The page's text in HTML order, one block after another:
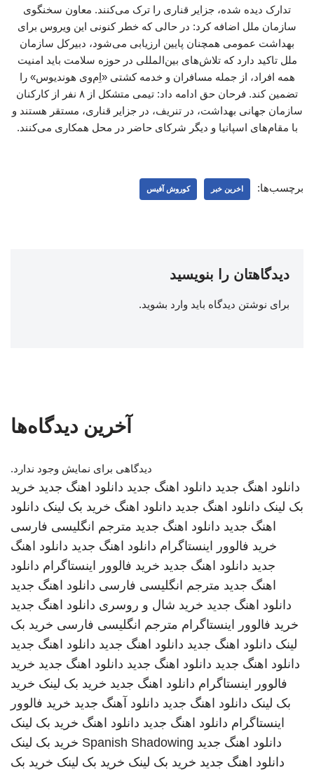
تدارک دیده شده، جزایر قناری را ترک می‌کنند. معاون سخنگوی
سازمان ملل اضافه کرد: در حالی که خطر کنونی این ویروس برای
بهداشت عمومی همچنان پایین ارزیابی می‌شود، دبیرکل سازمان
ملل تاکید دارد که تلاش‌های بین‌المللی در حوزه سلامت باید امنیت
همه افراد، از جمله مسافران و خدمه کشتی «اِم‌وی هوندیوس» را
تضمین کند. فرحان حق ادامه داد: تیمی متشکل از ۸ نفر از کارکنان
سازمان جهانی بهداشت، در تنریف، در جزایر قناری، مستقر هستند و
با مقام‌های اسپانیا و دیگر شرکای حاضر در محل همکاری می‌کنند.
برچسب‌ها: اخرین خبر کوروش آفیس
دیدگاهتان را بنویسید
برای نوشتن دیدگاه باید وارد بشوید.
آخرین دیدگاه‌ها
دیدگاهی برای نمایش وجود ندارد.
دانلود اهنگ جدید دانلود اهنگ جدید دانلود اهنگ جدید خرید
بک لینک دانلود اهنگ جدید دانلود اهنگ خرید بک لینک دانلود
اهنگ جدید دانلود اهنگ جدید مترجم انگلیسی فارسی
خرید فالوور اینستاگرام دانلود اهنگ جدید دانلود اهنگ
جدید دانلود اهنگ جدید خرید فالوور اینستاگرام دانلود
اهنگ جدید مترجم انگلیسی فارسی دانلود اهنگ جدید
دانلود اهنگ جدید خرید شال و روسری دانلود اهنگ جدید
خرید فالوور اینستاگرام مترجم انگلیسی فارسی خرید بک
لینک دانلود اهنگ جدید دانلود اهنگ جدید دانلود اهنگ جدید
دانلود اهنگ جدید دانلود اهنگ جدید دانلود اهنگ جدید خرید
فالوور اینستاگرام دانلود اهنگ جدید خرید بک لینک خرید
بک لینک دانلود اهنگ جدید دانلود آهنگ جدید خرید فالوور
اینستاگرام دانلود اهنگ جدید دانلود اهنگ خرید بک لینک
دانلود اهنگ جدید Spanish Shadowing خرید بک لینک
دانلود اهنگ جدید خرید بک لینک خرید بک لینک خرید بک